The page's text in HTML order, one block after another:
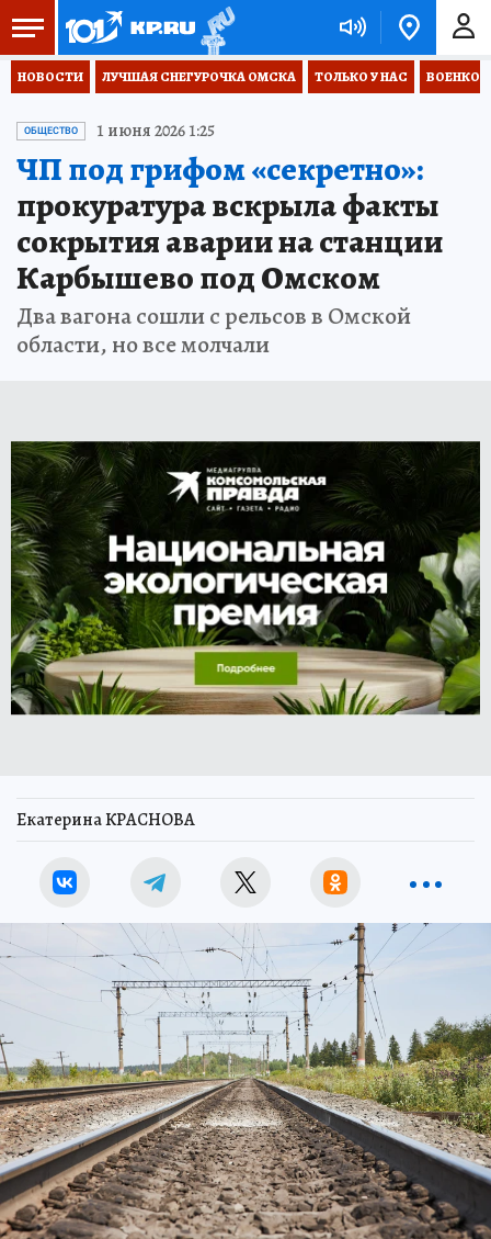
НОВОСТИ ЛУЧШАЯ СНЕГУРОЧКА ОМСКА ТОЛЬКО У НАС
ОБЩЕСТВО 1 июня 2026 1:25
ЧП под грифом «секретно»:
прокуратура вскрыла факты
сокрытия аварии на станции
Карбышево под Омском
Два вагона сошли с рельсов в Омской
области, но все молчали
Екатерина КРАСНОВА